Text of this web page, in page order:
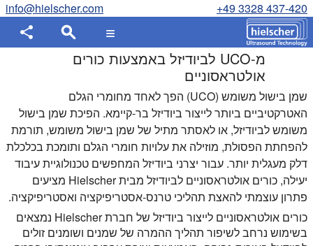
+49 3328 437-420
info@hielscher.com
מ-UCO לביודיזל באמצעות כורים
אולטראסוניים
שמן בישול משומש (UCO) הפך לאחד מחומרי הגלם
האטרקטיביים ביותר לייצור ביודיזל בר-קיימא. הפיכת שמן בישול
משומש לביודיזל, או לאסתר מתיל של שמן בישול משומש, תורמת
להפחתת הפסולת, מוזילה את עלויות חומרי הגלם ותומכת בכלכלת
דלק מעגלית יותר. עבור יצרני ביודיזל המחפשים טכנולוגיית עיבוד
יעילה, כורים אולטראסוניים לביודיזל מבית Hielscher מציעים
פתרון עוצמתי להאצת תהליכי טרנס-אסטריפיקציה ואסטריפיקציה.
כורים אולטראסוניים לייצור ביודיזל של חברת Hielscher נמצאים
בשימוש נרחב לשיפור תהליך ההמרה של שמנים ושומנים זולים